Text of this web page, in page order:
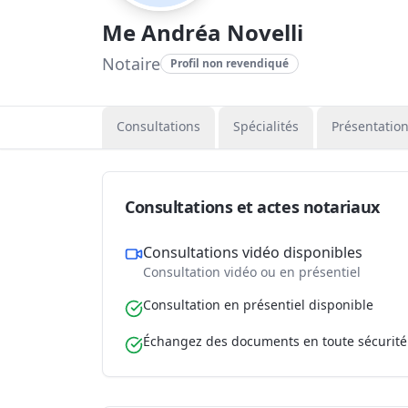
Me Andréa Novelli
Notaire Profil non revendiqué
Consultations Spécialités Présentation
Consultations et actes notariaux
Consultations vidéo disponibles
Consultation vidéo ou en présentiel
Consultation en présentiel disponible
Échangez des documents en toute sécurité